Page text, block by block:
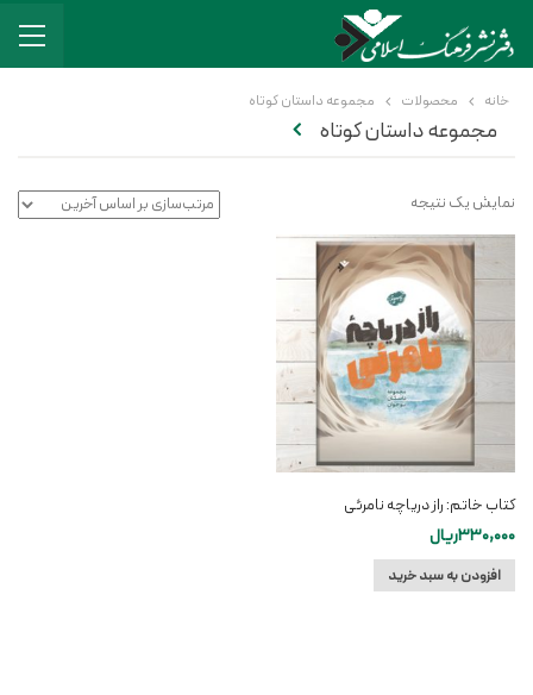
خانه محصولات مجموعه داستان کوتاه
مجموعه داستان کوتاه
نمایش یک نتیجه
کتاب خاتم: راز دریاچه نامرئی
330,000ریال
افزودن به سبد خرید